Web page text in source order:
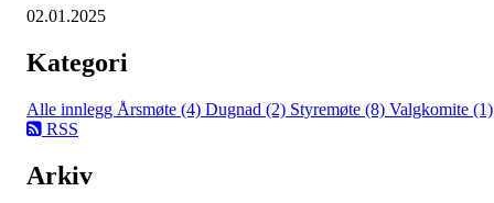
02.01.2025
Kategori
Alle innlegg Årsmøte (4) Dugnad (2) Styremøte (8) Valgkomite (1)
RSS
Arkiv